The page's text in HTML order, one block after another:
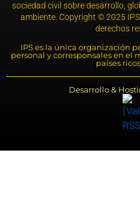
sociedad civil sobre desarrollo,
ambiente. Copyright © 2025
derechos
IPS es la única organización
personal y corresponsales en el
países
Desarrollo &